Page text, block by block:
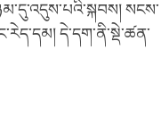
སངས་
དེ་དག་ནི་སྡེ་ཚན་